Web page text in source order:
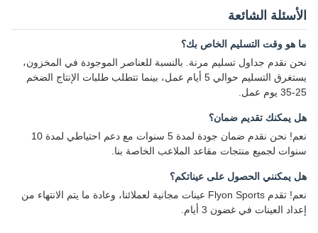
الأسئلة الشائعة
ما هو وقت التسليم الخاص بك؟
نحن نقدم جداول تسليم مرنة. بالنسبة للعناصر الموجودة في المخزون،
يستغرق التسليم حوالي 5 أيام عمل، بينما تتطلب طلبات الإنتاج الضخم
25-35 يوم عمل.
هل يمكنك تقديم ضمان؟
نعم! نحن نقدم ضمان جودة لمدة 5 سنوات مع دعم احتياطي لمدة 10
سنوات لجميع منتجات مقاعد الملاعب الخاصة بنا.
هل يمكنني الحصول على عيناتكم؟
نعم! تقدم Flyon Sports عينات مجانية لعملائنا، وعادة ما يتم الانتهاء من
إعداد العينات في غضون 3 أيام.